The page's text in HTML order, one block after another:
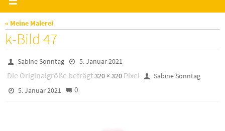
« Meine Malerei
k-Bild 47
Sabine Sonntag 5. Januar 2021
Die Originalgröße beträgt320 × 320 Pixel
Sabine Sonntag
5. Januar 2021
0